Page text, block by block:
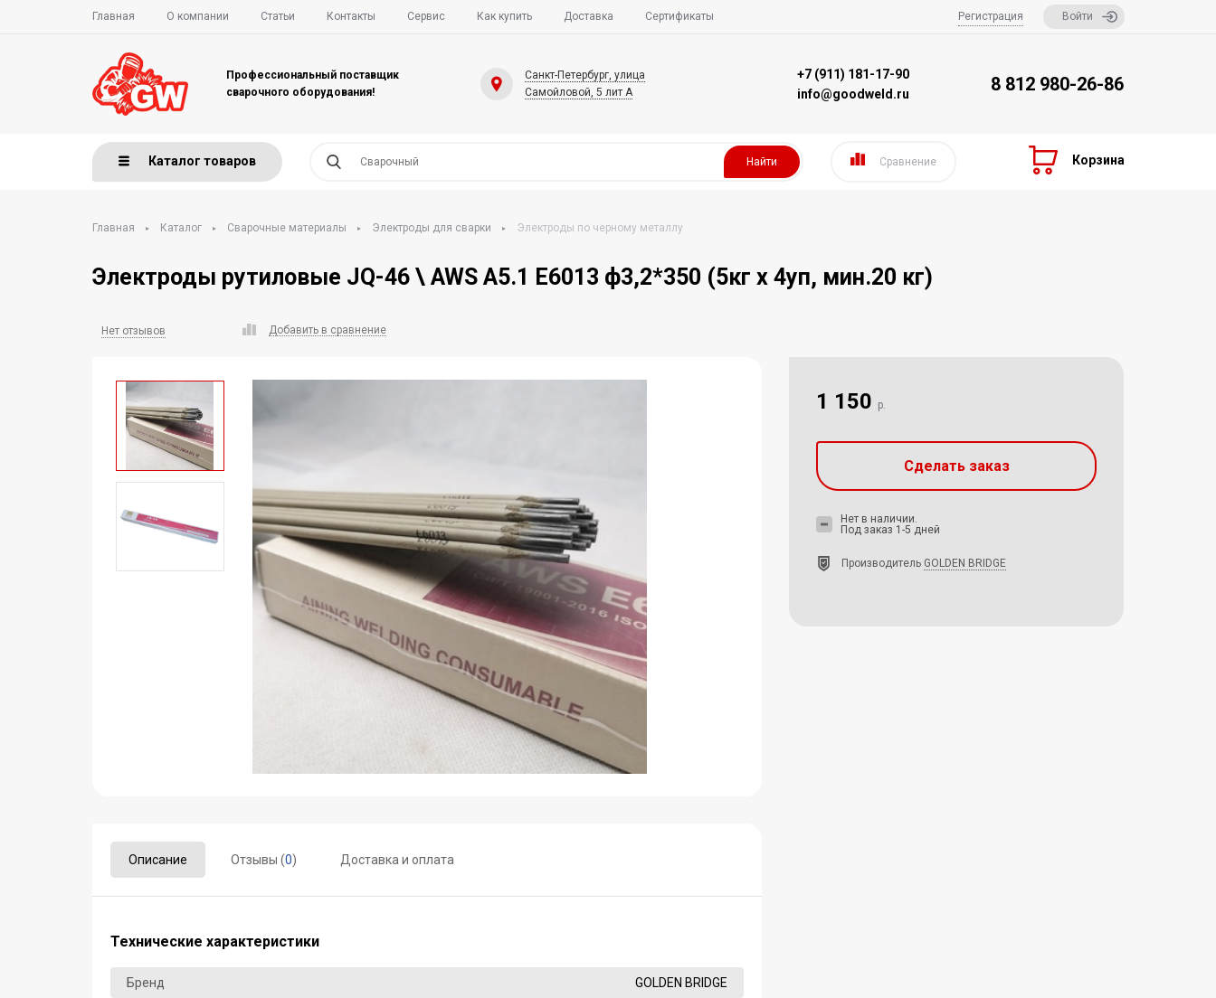
Главная О компании Статьи Контакты Сервис Как купить Доставка Сертификаты Регистрация Войти
Профессиональный поставщик
сварочного оборудования!
Санкт-Петербург, улица
Самойловой, 5 лит А
+7 (911) 181-17-90
info@goodweld.ru
8 812 980-26-86
Каталог товаров Найти Сравнение Корзина
Главная Каталог Сварочные материалы Электроды для сварки Электроды по черному металлу
Электроды рутиловые JQ-46 \ AWS A5.1 E6013 ф3,2*350 (5кг х 4уп, мин.20 кг)
Нет отзывов Добавить в сравнение
Описание Отзывы (0) Доставка и оплата
Технические характеристики
Бренд GOLDEN BRIDGE
1 150 р.
Сделать заказ
Нет в наличии.
Под заказ 1-5 дней
Производитель GOLDEN BRIDGE